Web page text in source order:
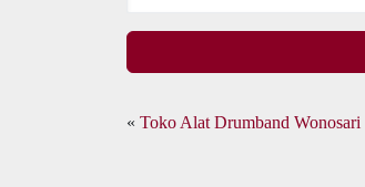
« Toko Alat Drumband Wonosari